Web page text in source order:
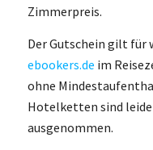
Zimmerpreis.
Der Gutschein gilt für
ebookers.de im
ohne
Hotelketten sind
ausgenommen.